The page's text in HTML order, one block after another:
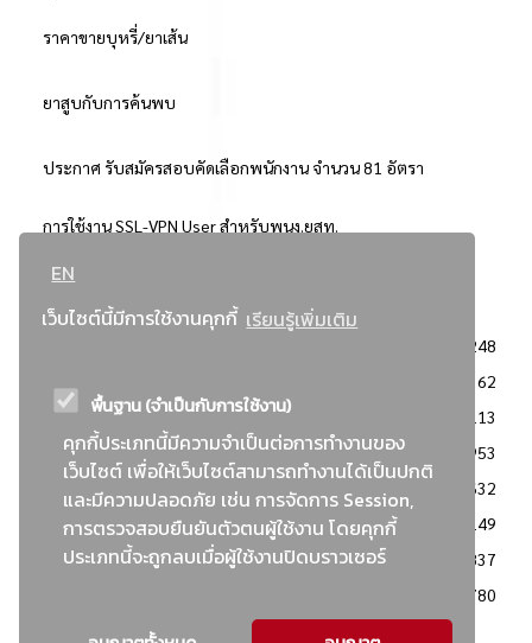
EN
เว็บไซต์นี้มีการใช้งานคุกกี้ เรียนรู้เพิ่มเติม
พื้นฐาน (จำเป็นกับการใช้งาน)
คุกกี้ประเภทนี้มีความจำเป็นต่อการทำงานของ
เว็บไซต์ เพื่อให้เว็บไซต์สามารถทำงานได้เป็นปกติ
และมีความปลอดภัย เช่น การจัดการ Session,
การตรวจสอบยืนยันตัวตนผู้ใช้งาน โดยคุกกี้
ประเภทนี้จะถูกลบเมื่อผู้ใช้งานปิดบราวเซอร์
ราคาขายบุหรี่/ยาเส้น
ยาสูบกับการค้นพบ
ประกาศ รับสมัครสอบคัดเลือกพนักงาน จำนวน 81 อัตรา
การใช้งาน SSL-VPN User สำหรับพนง.ยสท.
..ยอดนิยม..
3248
2362
: วิธีเฉพาะเจาะจง
2113
ข่าวสาร/ประกาศ
1953
: เอกสารส่งเสริมความโปร่งใสในการจัดซื้อจัดจ้าง
1632
ข่าวสารจัดซื้อจัดจ้าง
1149
: แผนการจัดซื้อจัดจ้าง
837
780